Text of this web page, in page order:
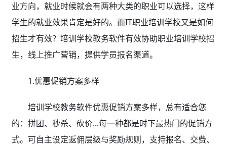
业方向，就业时候就会有两种大类的职业可以选择，这样
学生的就业效果肯定是好的。而IT职业培训学校又是如何
招生才有效？培训学校教务软件有效协助职业培训学校招
生，线上推广营销，提供学员报名渠道。
1.优惠促销方案多样
培训学校教务软件优惠促销方案多样，总有适合您
的：拼团、秒杀、砍价...每一种都是时下最热门的促销方
式。可自主设定返佣层级与奖励规则，支持报名、交费、